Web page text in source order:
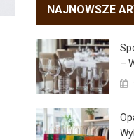
NAJNOWSZE
–